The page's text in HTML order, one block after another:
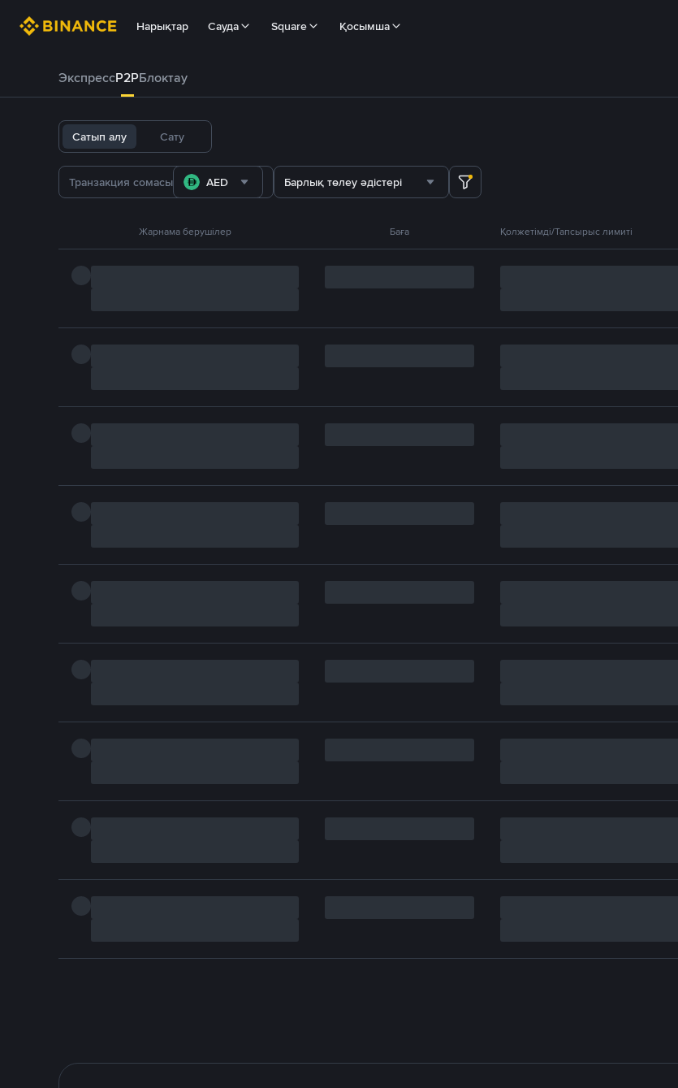
Нарықтар Сауда Square Қосымша
ЭкспрессP2PБлоктау
Сатып алу Сату
AED Барлық төлеу әдістері
Жарнама берушілер Баға Қолжетімді/Тапсырыс лимиті